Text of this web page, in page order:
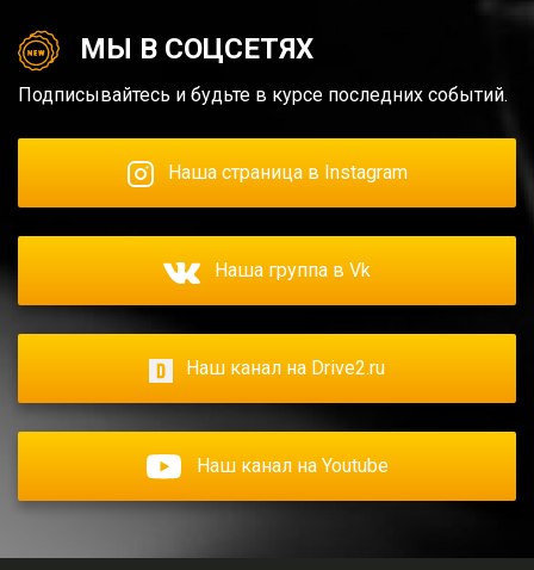
МЫ В СОЦСЕТЯХ
Подписывайтесь и будьте в курсе последних событий.
Наша страница в Instagram
Наша группа в Vk
Наш канал на Drive2.ru
Наш канал на Youtube